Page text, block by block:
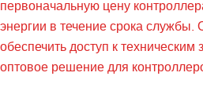
первоначальную цену
энергии в течение срока
обеспечить доступ к
оптовое решение для